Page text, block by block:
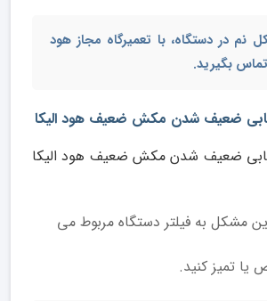
نم در دستگاه، با تعمیرگاه مجاز هود
تماس بگیرید.
ضعیف شدن مکش ضعیف هود الیکا
ضعیف شدن مکش ضعیف هود الیکا
مشکل به فیلتر دستگاه مربوط می
یا تمیز کنید.